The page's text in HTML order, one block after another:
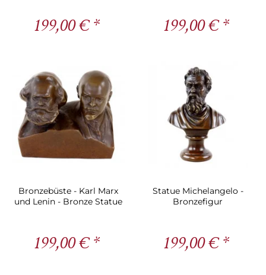
199,00 € * 199,00 € *
Bronzebüste - Karl Marx
und Lenin - Bronze Statue
199,00 € *
Statue Michelangelo -
Bronzefigur
199,00 € *